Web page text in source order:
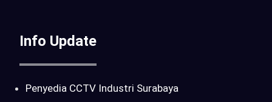
Info Update
Penyedia CCTV Industri Surabaya